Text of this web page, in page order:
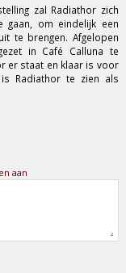
zal Radiathor zich
om eindelijk een
te brengen. Afgelopen
in Café Calluna te
er staat en klaar is voor
Radiathor te zien als
aan